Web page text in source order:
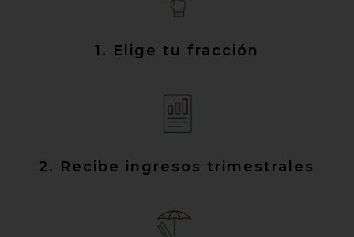
1. Elige tu fracción
2. Recibe ingresos trimestrales